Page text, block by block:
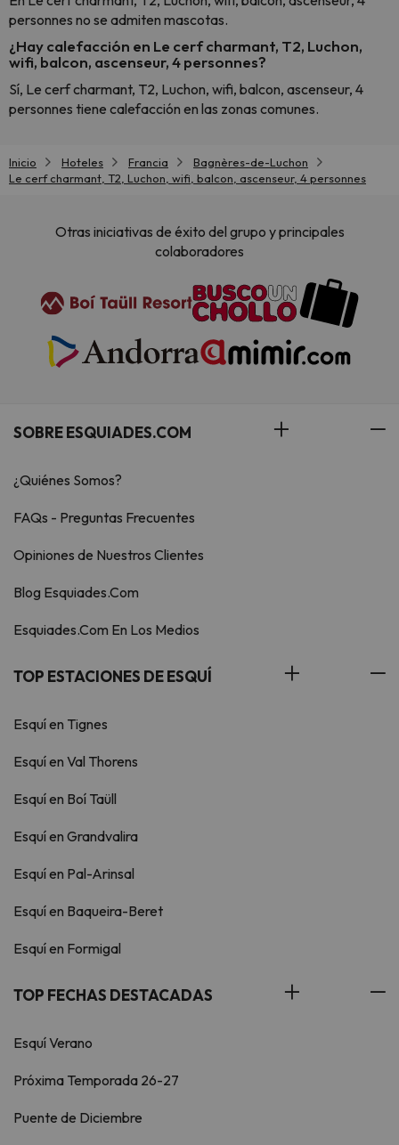
personnes no se admiten mascotas.
¿Hay calefacción en Le cerf charmant, T2, Luchon,
wifi, balcon, ascenseur, 4 personnes?
Sí, Le cerf charmant, T2, Luchon, wifi, balcon, ascenseur, 4
personnes tiene calefacción en las zonas comunes.
Inicio Hoteles Francia
Bagnères-de-Luchon
Le cerf charmant, T2, Luchon, wifi, balcon, ascenseur, 4 personnes
Otras iniciativas de éxito del grupo y principales
colaboradores
SOBRE ESQUIADES.COM
¿Quiénes Somos?
FAQs - Preguntas Frecuentes
Opiniones de Nuestros Clientes
Blog Esquiades.Com
Esquiades.Com En Los Medios
TOP ESTACIONES DE ESQUÍ
Esquí en Tignes
Esquí en Val Thorens
Esquí en Boí Taüll
Esquí en Grandvalira
Esquí en Pal-Arinsal
Esquí en Baqueira-Beret
Esquí en Formigal
TOP FECHAS DESTACADAS
Esquí Verano
Próxima Temporada 26-27
Puente de Diciembre